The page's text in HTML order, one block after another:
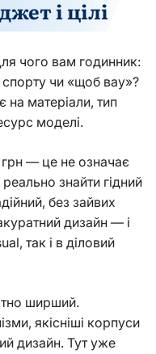
і цілі
чого вам годинник:
чи «щоб вау»?
матеріали, тип
моделі.
— це не означає
знайти гідний
без зайвих
дизайн — і
так і в діловий
ширший.
якісніші корпуси
дизайн. Тут уже